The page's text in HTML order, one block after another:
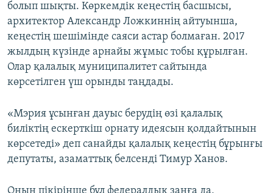
болып шықты. Көркемдік кеңестің басшысы,
архитектор Александр Ложкиннің айтуынша,
кеңестің шешімінде саяси астар болмаған. 2017
жылдың күзінде арнайы жұмыс тобы құрылған.
Олар қалалық муниципалитет сайтында
көрсетілген үш орынды таңдады.
«Мэрия ұсынған дауыс берудің өзі қалалық
биліктің ескерткіш орнату идеясын қолдайтынын
көрсетеді» деп санайды қалалық кеңестің бұрынғы
депутаты, азаматтық белсенді Тимур Ханов.